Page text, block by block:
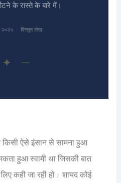
के रास्ते के बारे में।
२०२५ · विस्तृत लेख
—
ऐसे इंसान से सामना हुआ
हुआ स्वामी था जिसकी बात
कही जा रही हो। शायद कोई